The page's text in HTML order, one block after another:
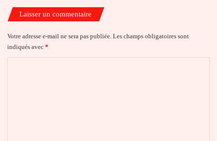
Laisser un commentaire
Votre adresse e-mail ne sera pas publiée. Les champs obligatoires sont
indiqués avec *